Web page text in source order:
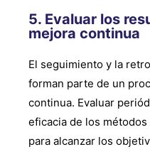
5. Evaluar los
mejora continua
El seguimiento y la
forman parte de un
continua. Evaluar
eficacia de los
para alcanzar los